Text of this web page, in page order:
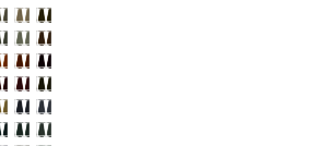
claro
oscuro
Rubio
00 Rubio claro
9/00 Rubio clarísimo
5/3 Castaño claro dorado
dorado
clarísimo dorado
platino dorado
Rubio platino
31 Rubio claro dorado ceniza
10/31 Rubio platino dorado ceniza
6/34 Rubio oscuro dorado cobre
cobrecobre dorado
cobre dorado
claro cobre
oscuro cobre
Rubio cobre
4 Rubio claro cobre
7/44 Rubio cobre intenso
4/6 Castaño rojizo
rojizo
rojizo
rojizo intenso
caoba
Castaño claro caoba
5 Rubio oscuro caoba
7/5 Rubio caoba
4/7 Castaño marrón
marrón
claro marrón ceniza
oscuro marrón ceniza
rubio marrón ceniza
71 rubio clarísimo marrón ceniza
6/2 Rubio oscuro viola
7/2 Rubio viola
viola
viola intenso
oscuro viola intenso
claro viola beige
Rubio platino viola beige
1 Castaño claro ceniza
6/1 Rubio oscuro ceniza
7/1 Rubio ceniza